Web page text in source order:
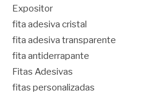
Expositor
fita adesiva cristal
fita adesiva transparente
fita antiderrapante
Fitas Adesivas
fitas personalizadas